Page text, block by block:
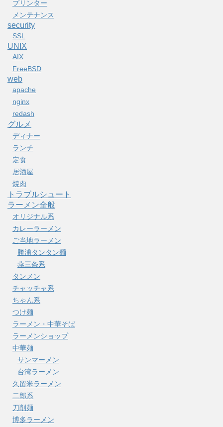
プリンター
メンテナンス
security
SSL
UNIX
AIX
FreeBSD
web
apache
nginx
redash
グルメ
ディナー
ランチ
定食
居酒屋
焼肉
トラブルシュート
ラーメン全般
オリジナル系
カレーラーメン
ご当地ラーメン
勝浦タンタン麺
燕三条系
タンメン
チャッチャ系
ちゃん系
つけ麺
ラーメン・中華そば
ラーメンショップ
中華麺
サンマーメン
台湾ラーメン
久留米ラーメン
二郎系
刀削麺
博多ラーメン